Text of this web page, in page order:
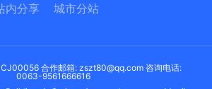
内分享 城市分站
合作邮箱: zszt80@qq.com 咨询电话:
0063-9561666616